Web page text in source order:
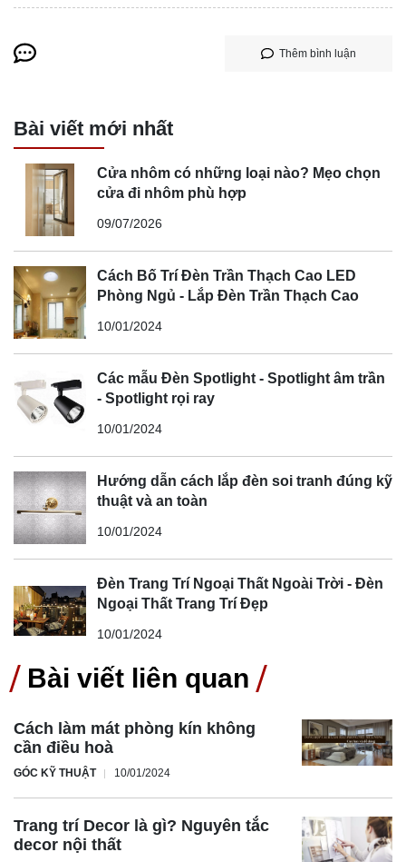
Thêm bình luận
Bài viết mới nhất
Cửa nhôm có những loại nào? Mẹo chọn
cửa đi nhôm phù hợp
09/07/2026
Cách Bố Trí Đèn Trần Thạch Cao LED
Phòng Ngủ - Lắp Đèn Trần Thạch Cao
10/01/2024
Các mẫu Đèn Spotlight - Spotlight âm trần
- Spotlight rọi ray
10/01/2024
Hướng dẫn cách lắp đèn soi tranh đúng kỹ
thuật và an toàn
10/01/2024
Đèn Trang Trí Ngoại Thất Ngoài Trời - Đèn
Ngoại Thất Trang Trí Đẹp
10/01/2024
Bài viết liên quan
Cách làm mát phòng kín không
cần điều hoà
GÓC KỸ THUẬT 10/01/2024
Trang trí Decor là gì? Nguyên tắc
decor nội thất